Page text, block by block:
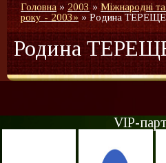
Головна »2003»Міжнародні та
року - 2003» » Родина
Родина
VIP-